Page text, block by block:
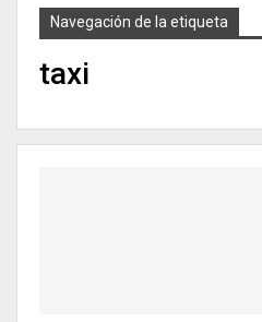
Navegación de la etiqueta
taxi